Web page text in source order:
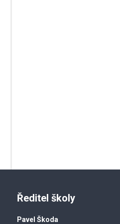
Ředitel školy
Pavel Škoda